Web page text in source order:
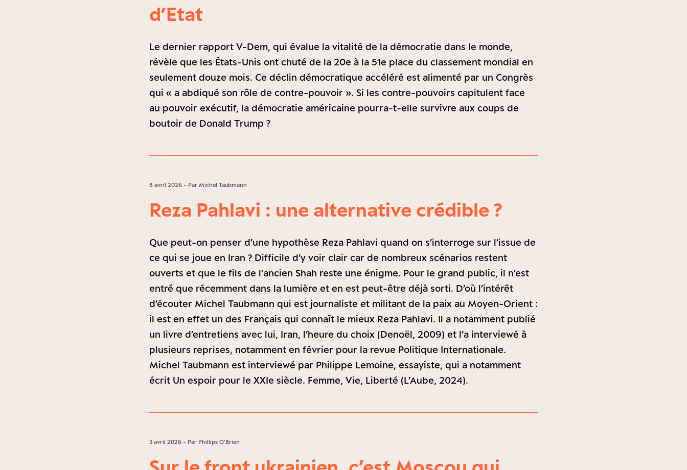
d’Etat
Le dernier rapport V-Dem, qui évalue la vitalité de la démocratie dans le monde,
révèle que les États-Unis ont chuté de la 20e à la 51e place du classement mondial en
seulement douze mois. Ce déclin démocratique accéléré est alimenté par un Congrès
qui « a abdiqué son rôle de contre-pouvoir ». Si les contre-pouvoirs capitulent face
au pouvoir exécutif, la démocratie américaine pourra-t-elle survivre aux coups de
boutoir de Donald Trump ?
8 avril 2026 - Par Michel Taubmann
Reza Pahlavi : une alternative crédible ?
Que peut-on penser d’une hypothèse Reza Pahlavi quand on s’interroge sur l’issue de
ce qui se joue en Iran ? Difficile d’y voir clair car de nombreux scénarios restent
ouverts et que le fils de l’ancien Shah reste une énigme. Pour le grand public, il n’est
entré que récemment dans la lumière et en est peut-être déjà sorti. D’où l’intérêt
d’écouter Michel Taubmann qui est journaliste et militant de la paix au Moyen-Orient :
il est en effet un des Français qui connaît le mieux Reza Pahlavi. Il a notamment publié
un livre d’entretiens avec lui, Iran, l’heure du choix (Denoël, 2009) et l’a interviewé à
plusieurs reprises, notamment en février pour la revue Politique Internationale.
Michel Taubmann est interviewé par Philippe Lemoine, essayiste, qui a notamment
écrit Un espoir pour le XXIe siècle. Femme, Vie, Liberté (L’Aube, 2024).
3 avril 2026 - Par Phillips O’Brien